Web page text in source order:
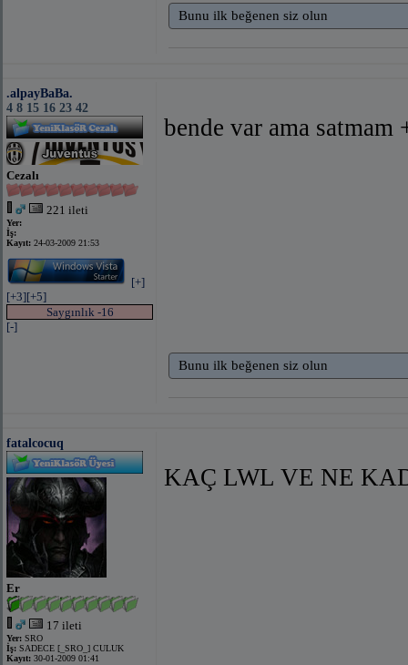
Bunu ilk beğenen siz olun
.alpayBaBa.
4 8 15 16 23 42
Cezalı
221 ileti
Yer:
İş:
Kayıt: 24-03-2009 21:53
[+]
[+3][+5]
Saygınlık -16
[-]
bende var ama satmam
Bunu ilk beğenen siz olun
fatalcocuq
Er
17 ileti
Yer: SRO
İş: SADECE [_SRO_] CULUK
Kayıt: 30-01-2009 01:41
KAÇ LWL VE NE